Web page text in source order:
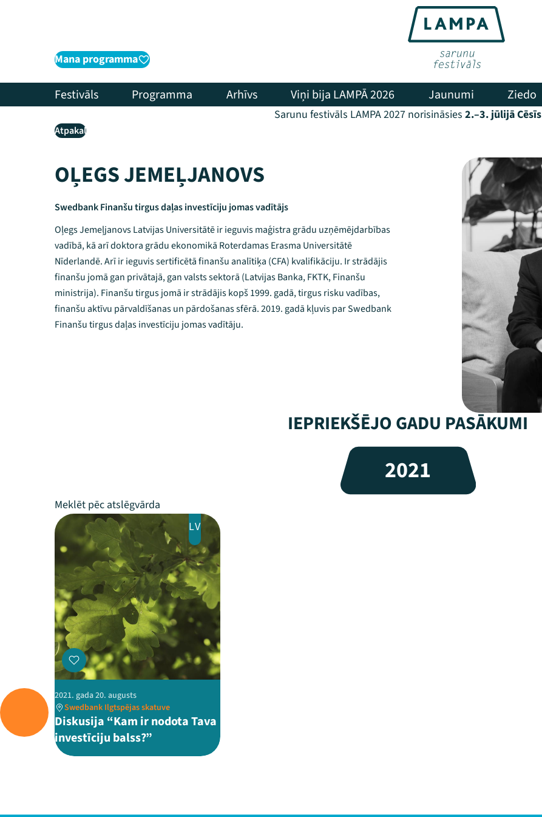
Mana programma
Festivāls Programma Arhīvs Viņi bija LAMPĀ 2026 Jaunumi Ziedo
Sarunu festivāls LAMPA 2027 norisināsies 2.–3. jūlijā Cēsīs
Atpakaļ
OĻEGS JEMEĻJANOVS
Swedbank Finanšu tirgus daļas investīciju jomas vadītājs
Oļegs Jemeļjanovs Latvijas Universitātē ir ieguvis maģistra grādu uzņēmējdarbības
vadībā, kā arī doktora grādu ekonomikā Roterdamas Erasma Universitātē
Nīderlandē. Arī ir ieguvis sertificētā finanšu analītiķa (CFA) kvalifikāciju. Ir strādājis
finanšu jomā gan privātajā, gan valsts sektorā (Latvijas Banka, FKTK, Finanšu
ministrija). Finanšu tirgus jomā ir strādājis kopš 1999. gadā, tirgus risku vadības,
finanšu aktīvu pārvaldīšanas un pārdošanas sfērā. 2019. gadā kļuvis par Swedbank
Finanšu tirgus daļas investīciju jomas vadītāju.
IEPRIEKŠĒJO GADU PASĀKUMI
2021
LV
2021. gada 20. augusts
Swedbank Ilgtspējas skatuve
Diskusija “Kam ir nodota Tava
investīciju balss?”